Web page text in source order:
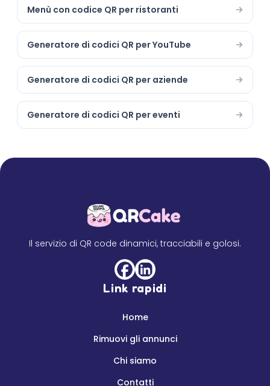
Menù con codice QR per ristoranti
Generatore di codici QR per YouTube
Generatore di codici QR per aziende
Generatore di codici QR per eventi
Il servizio di QR code dinamici, tracciabili e golosi.
Link rapidi
Home
Rimuovi gli annunci
Chi siamo
Contatti